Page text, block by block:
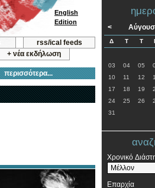
rss/ical feeds
+ νέα εκδήλωση
περισσότερα...
English
Edition
<
Δ Τ Τ
03
04 05
10
11 12
17
18 19
24
25 26
31
Χρονικό
Επαρχία